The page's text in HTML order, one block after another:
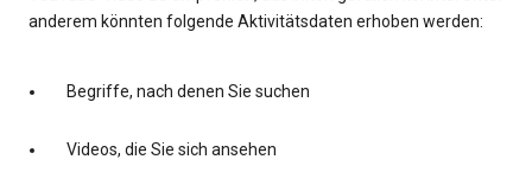
anderem könnten folgende Aktivitätsdaten erhoben werden:
Begriffe, nach denen Sie suchen
Videos, die Sie sich ansehen